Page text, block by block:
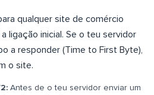
qualquer site de comércio
ligação inicial. Se o teu servidor
a responder (Time to First Byte),
o site.
Antes de o teu servidor enviar um